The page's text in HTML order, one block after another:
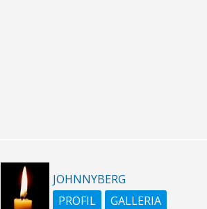
JOHNNYBERG
PROFIL
GALLERIA